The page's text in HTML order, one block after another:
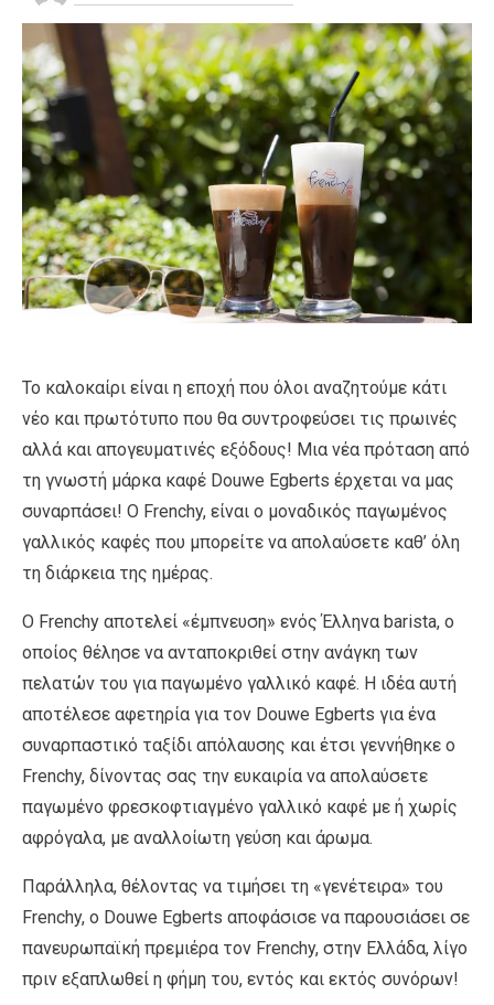
Το καλοκαίρι είναι η εποχή που όλοι αναζητούμε κάτι
νέο και πρωτότυπο που θα συντροφεύσει τις πρωινές
αλλά και απογευματινές εξόδους! Μια νέα πρόταση από
τη γνωστή μάρκα καφέ Douwe Egberts έρχεται να μας
συναρπάσει! Ο Frenchy, είναι ο μοναδικός παγωμένος
γαλλικός καφές που μπορείτε να απολαύσετε καθ’ όλη
τη διάρκεια της ημέρας.
Ο Frenchy αποτελεί «έμπνευση» ενός Έλληνα barista, ο
οποίος θέλησε να ανταποκριθεί στην ανάγκη των
πελατών του για παγωμένο γαλλικό καφέ. Η ιδέα αυτή
αποτέλεσε αφετηρία για τον Douwe Egberts για ένα
συναρπαστικό ταξίδι απόλαυσης και έτσι γεννήθηκε ο
Frenchy, δίνοντας σας την ευκαιρία να απολαύσετε
παγωμένο φρεσκοφτιαγμένο γαλλικό καφέ με ή χωρίς
αφρόγαλα, με αναλλοίωτη γεύση και άρωμα.
Παράλληλα, θέλοντας να τιμήσει τη «γενέτειρα» του
Frenchy, ο Douwe Egberts αποφάσισε να παρουσιάσει σε
πανευρωπαϊκή πρεμιέρα τον Frenchy, στην Ελλάδα, λίγο
πριν εξαπλωθεί η φήμη του, εντός και εκτός συνόρων!